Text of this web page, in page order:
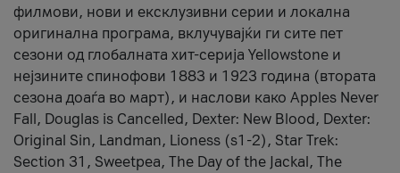
филмови, нови и ексклузивни серии и локална
оригинална програма, вклучувајќи ги сите пет
сезони од глобалната хит-серија Yellowstone и
нејзините спинофови 1883 и 1923 година (втората
сезона доаѓа во март), и наслови како Apples Never
Fall, Douglas is Cancelled, Dexter: New Blood, Dexter:
Original Sin, Landman, Lioness (s1-2), Star Trek:
Section 31, Sweetpea, The Day of the Jackal, The